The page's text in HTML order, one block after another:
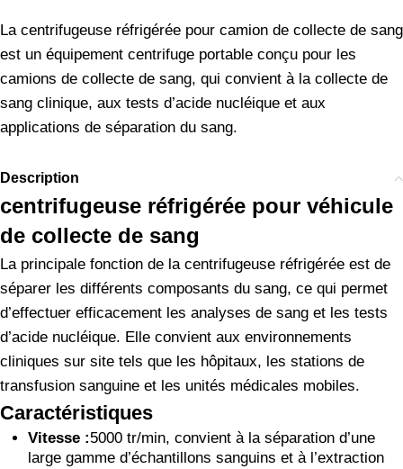
La centrifugeuse réfrigérée pour camion de collecte de sang
est un équipement centrifuge portable conçu pour les
camions de collecte de sang, qui convient à la collecte de
sang clinique, aux tests d’acide nucléique et aux
applications de séparation du sang.
Description
centrifugeuse réfrigérée pour véhicule
de collecte de sang
La principale fonction de la centrifugeuse réfrigérée est de
séparer les différents composants du sang, ce qui permet
d’effectuer efficacement les analyses de sang et les tests
d’acide nucléique. Elle convient aux environnements
cliniques sur site tels que les hôpitaux, les stations de
transfusion sanguine et les unités médicales mobiles.
Caractéristiques
Vitesse :5000 tr/min, convient à la séparation d’une
large gamme d’échantillons sanguins et à l’extraction